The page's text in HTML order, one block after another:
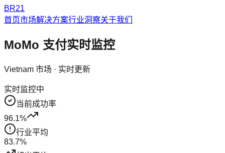
BR21
首页市场解决方案行业洞察关于我们
MoMo 支付实时监控
Vietnam 市场 · 实时更新
实时监控中
当前成功率
96.1%
行业平均
83.7%